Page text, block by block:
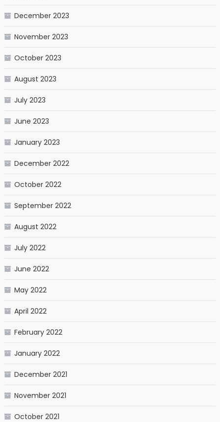
December 2023
November 2023
October 2023
August 2023
July 2023
June 2023
January 2023
December 2022
October 2022
September 2022
August 2022
July 2022
June 2022
May 2022
April 2022
February 2022
January 2022
December 2021
November 2021
October 2021